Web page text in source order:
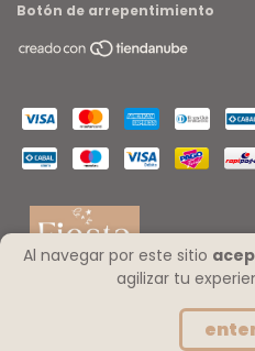
Al navegar por este sitio
agilizar tu
Botón de arrepentimiento